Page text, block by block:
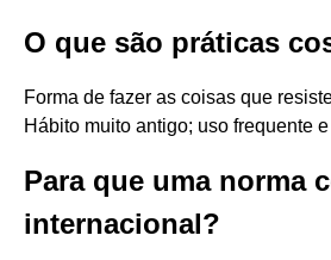
O que são práticas
Forma de fazer as coisas que
Hábito muito antigo; uso frequente
Para que uma norma
internacional?